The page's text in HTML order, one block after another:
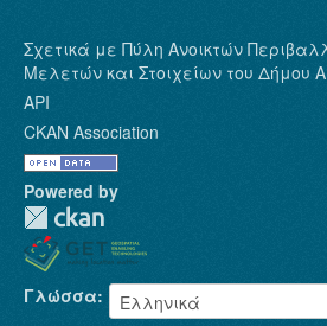
Σχετικά με Πύλη Ανοικτών
Μελετών και Στοιχείων του Δήμου
API
CKAN Association
Powered by
Γλώσσα